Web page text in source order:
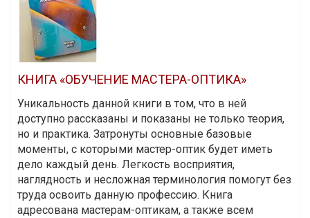
КНИГА «ОБУЧЕНИЕ МАСТЕРА-ОПТИКА»
Уникальность данной книги в том, что в ней
доступно рассказаны и показаны не только теория,
но и практика. Затронуты основные базовые
моменты, с которыми мастер-оптик будет иметь
дело каждый день. Легкость восприятия,
наглядность и несложная терминология помогут без
труда освоить данную профессию. Книга
адресована мастерам-оптикам, а также всем